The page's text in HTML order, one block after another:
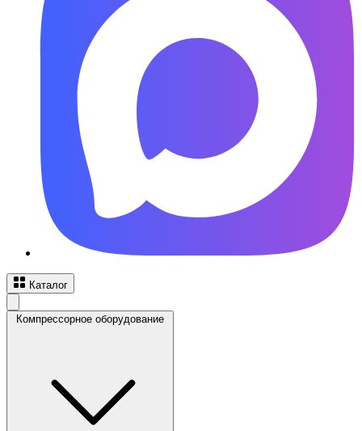
Каталог
Компрессорное оборудование